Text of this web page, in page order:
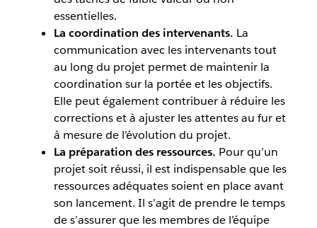
essentielles.
La coordination des intervenants. La
communication avec les intervenants tout
au long du projet permet de maintenir la
coordination sur la portée et les objectifs.
Elle peut également contribuer à réduire les
corrections et à ajuster les attentes au fur et
à mesure de l’évolution du projet.
La préparation des ressources. Pour qu’un
projet soit réussi, il est indispensable que les
ressources adéquates soient en place avant
son lancement. Il s’agit de prendre le temps
de s’assurer que les membres de l’équipe